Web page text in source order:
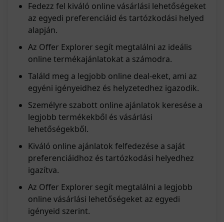
Fedezz fel kiváló online vásárlási lehetőségeket
az egyedi preferenciáid és tartózkodási helyed
alapján.
Az Offer Explorer segít megtalálni az ideális
online termékajánlatokat a számodra.
Találd meg a legjobb online deal-eket, ami az
egyéni igényeidhez és helyzetedhez igazodik.
Személyre szabott online ajánlatok keresése a
legjobb termékekből és vásárlási
lehetőségekből.
Kiváló online ajánlatok felfedezése a saját
preferenciáidhoz és tartózkodási helyedhez
igazítva.
Az Offer Explorer segít megtalálni a legjobb
online vásárlási lehetőségeket az egyedi
igényeid szerint.